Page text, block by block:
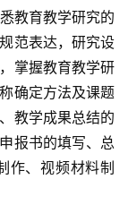
教育教学研究的
范表达，研究设
掌握教育教学研
确定方法及课题
教学成果总结的
报书的填写、总
作、视频材料制